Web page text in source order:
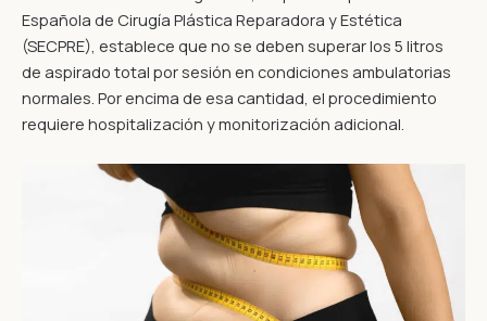
Española de Cirugía Plástica Reparadora y Estética
(SECPRE), establece que no se deben superar los 5 litros
de aspirado total por sesión en condiciones ambulatorias
normales. Por encima de esa cantidad, el procedimiento
requiere hospitalización y monitorización adicional.